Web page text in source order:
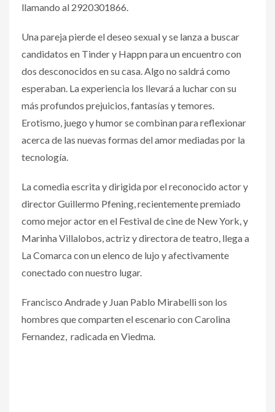
llamando al 2920301866.
Una pareja pierde el deseo sexual y se lanza a buscar
candidatos en Tinder y Happn para un encuentro con
dos desconocidos en su casa. Algo no saldrá como
esperaban. La experiencia los llevará a luchar con su
más profundos prejuicios, fantasías y temores.
Erotismo, juego y humor se combinan para reflexionar
acerca de las nuevas formas del amor mediadas por la
tecnología.
La comedia escrita y dirigida por el reconocido actor y
director Guillermo Pfening, recientemente premiado
como mejor actor en el Festival de cine de New York, y
Marinha Villalobos, actriz y directora de teatro, llega a
La Comarca con un elenco de lujo y afectivamente
conectado con nuestro lugar.
Francisco Andrade y Juan Pablo Mirabelli son los
hombres que comparten el escenario con Carolina
Fernandez, radicada en Viedma.